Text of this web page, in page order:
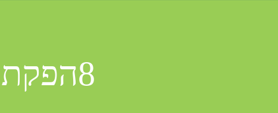
8הפקת בר מצווה בכותל | שגיב